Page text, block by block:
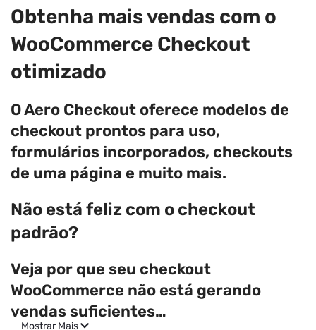
Obtenha mais vendas com o
WooCommerce Checkout
otimizado
O Aero Checkout oferece modelos de
checkout prontos para uso,
formulários incorporados, checkouts
de uma página e muito mais.
Não está feliz com o checkout
padrão?
Veja por que seu checkout
WooCommerce não está gerando
vendas suficientes…
Mostrar Mais